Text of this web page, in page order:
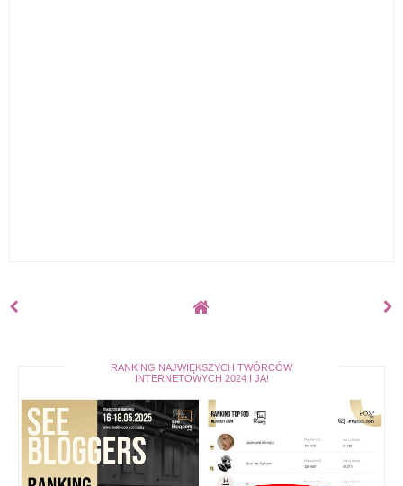
RANKING NAJWIĘKSZYCH TWÓRCÓW
INTERNETOWYCH 2024 I JA!